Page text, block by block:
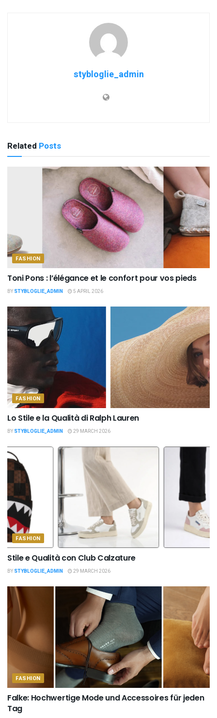
stybloglie_admin
Related Posts
FASHION
Toni Pons : l’élégance et le confort pour vos pieds
BY STYBLOGLIE_ADMIN 5 APRIL 2026
FASHION
Lo Stile e la Qualità di Ralph Lauren
BY STYBLOGLIE_ADMIN 29 MARCH 2026
FASHION
Stile e Qualità con Club Calzature
BY STYBLOGLIE_ADMIN 29 MARCH 2026
FASHION
Falke: Hochwertige Mode und Accessoires für jeden
Tag